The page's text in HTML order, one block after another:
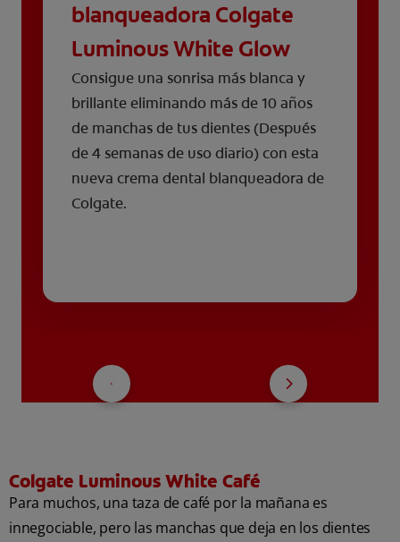
blanqueadora Colgate
Luminous White Glow
Consigue una sonrisa más blanca y
brillante eliminando más de 10 años
de manchas de tus dientes (Después
de 4 semanas de uso diario) con esta
nueva crema dental blanqueadora de
Colgate.
Colgate Luminous White Café
Para muchos, una taza de café por la mañana es
innegociable, pero las manchas que deja en los dientes